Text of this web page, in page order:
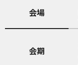
会場
会期